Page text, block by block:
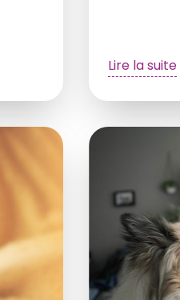
Lire la suite